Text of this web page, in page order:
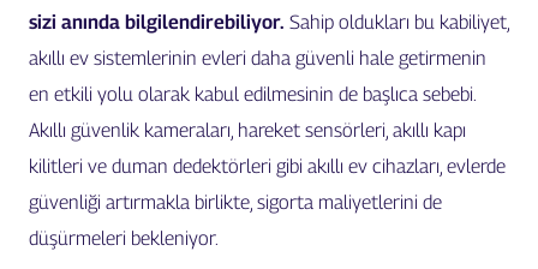
sizi anında bilgilendirebiliyor. Sahip oldukları bu kabiliyet,
akıllı ev sistemlerinin evleri daha güvenli hale getirmenin
en etkili yolu olarak kabul edilmesinin de başlıca sebebi.
Akıllı güvenlik kameraları, hareket sensörleri, akıllı kapı
kilitleri ve duman dedektörleri gibi akıllı ev cihazları, evlerde
güvenliği artırmakla birlikte, sigorta maliyetlerini de
düşürmeleri bekleniyor.